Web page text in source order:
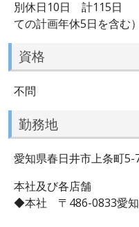
別休日10日 計115
ての計画年休5日を含む）
資格
不問
勤務地
愛知県春日井市上条町5-
本社及び各店舗
◆本社 〒486-0833愛知